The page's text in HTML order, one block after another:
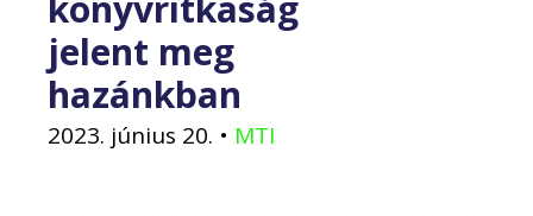
jelent meg
hazánkban
2023. június 20. • MTI